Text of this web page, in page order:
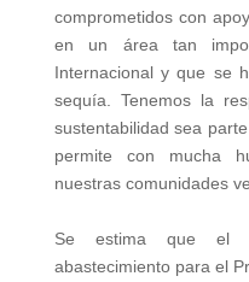
comprometidos con
en un área tan
Internacional y que se
sequía. Tenemos la
sustentabilidad sea
permite con mucha
nuestras comunidades
Se estima que el
abastecimiento para el